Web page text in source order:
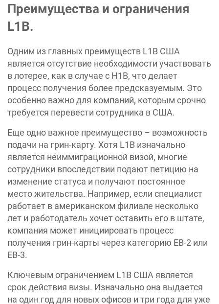
Преимущества и ограничения
L1B.
Одним из главных преимуществ L1B США
является отсутствие необходимости участвовать
в лотерее, как в случае с H1B, что делает
процесс получения более предсказуемым. Это
особенно важно для компаний, которым срочно
требуется перевести сотрудника в США.
Еще одно важное преимущество – возможность
подачи на грин-карту. Хотя L1B изначально
является неиммиграционной визой, многие
сотрудники впоследствии подают петицию на
изменение статуса и получают постоянное
место жительства. Например, если специалист
работает в американском филиале несколько
лет и работодатель хочет оставить его в штате,
компания может инициировать процесс
получения грин-карты через категорию EB-2 или
EB-3.
Ключевым ограничением L1B США является
срок действия визы. Изначально она выдается
на один год для новых офисов и три года для уже